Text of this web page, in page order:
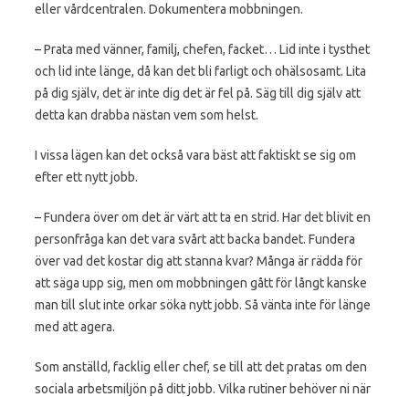
eller vårdcentralen. Dokumentera mobbningen.
– Prata med vänner, familj, chefen, facket… Lid inte i tysthet
och lid inte länge, då kan det bli farligt och ohälsosamt. Lita
på dig själv, det är inte dig det är fel på. Säg till dig själv att
detta kan drabba nästan vem som helst.
I vissa lägen kan det också vara bäst att faktiskt se sig om
efter ett nytt jobb.
– Fundera över om det är värt att ta en strid. Har det blivit en
personfråga kan det vara svårt att backa bandet. Fundera
över vad det kostar dig att stanna kvar? Många är rädda för
att säga upp sig, men om mobbningen gått för långt kanske
man till slut inte orkar söka nytt jobb. Så vänta inte för länge
med att agera.
Som anställd, facklig eller chef, se till att det pratas om den
sociala arbetsmiljön på ditt jobb. Vilka rutiner behöver ni när